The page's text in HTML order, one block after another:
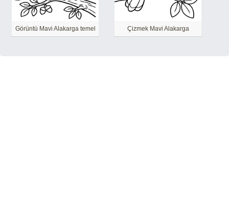
Görüntü Mavi Alakarga temel Çizmek Mavi Alakarga